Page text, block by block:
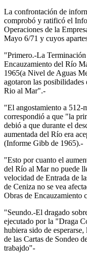
La confrontación de
comprobó y ratificó el
Operaciones de la
Mayo 6/71 y cuyos
"Primero.-La
Encauzamiento del Río
1965(a Nivel de Aguas
agotaron las
Rio al Mar".-
"El angostamiento a 512-
correspondió a que "la
debió a que durante el
aumentada del Río era
(Informe Gibb de 1965).-
"Esto por cuanto el
del Río al Mar no puede
velocidad de Entrada de
de Ceniza no se vea
Obras de Encauzamiento
"Seundo.-El dragado
ejecutado por la "Draga
hubiera sido de
de las Cartas de Sondeo
trabajdo"-